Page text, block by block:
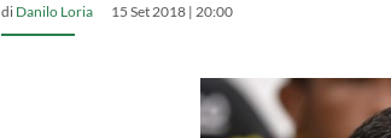
di Danilo Loria 15 Set 2018 | 20:00